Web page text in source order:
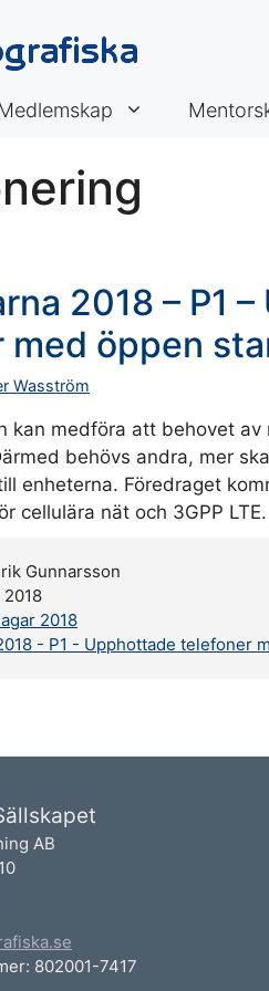
2018 – P1
öppen
Wasström
kan medföra att behovet av
behövs andra, mer
enheterna. Föredraget
cellulära nät och 3GPP LTE.
Gunnarsson
2018
2018
- P1 - Upphottade telefoner
AB
802001-7417